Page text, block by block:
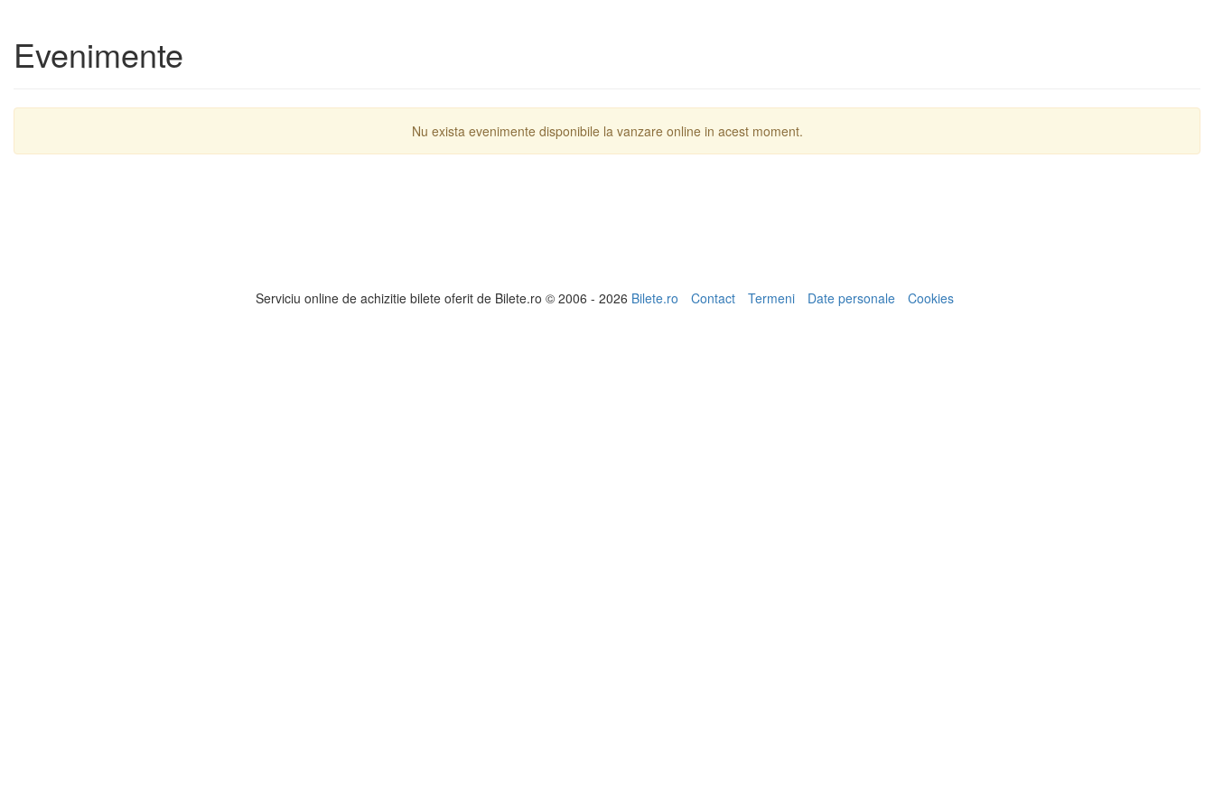
Evenimente
Nu exista evenimente disponibile la vanzare online in acest moment.
Serviciu online de achizitie bilete oferit de Bilete.ro © 2006 - 2026 Bilete.ro Contact Termeni Date personale Cookies